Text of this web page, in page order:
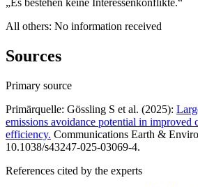
„Es bestehen keine Interessenkonflikte.“
All others: No information received
Sources
Primary source
Primärquelle: Gössling S et al. (2025):
emissions avoidance potential in improved
efficiency. Communications Earth &
10.1038/s43247-025-03069-4.
References cited by the experts